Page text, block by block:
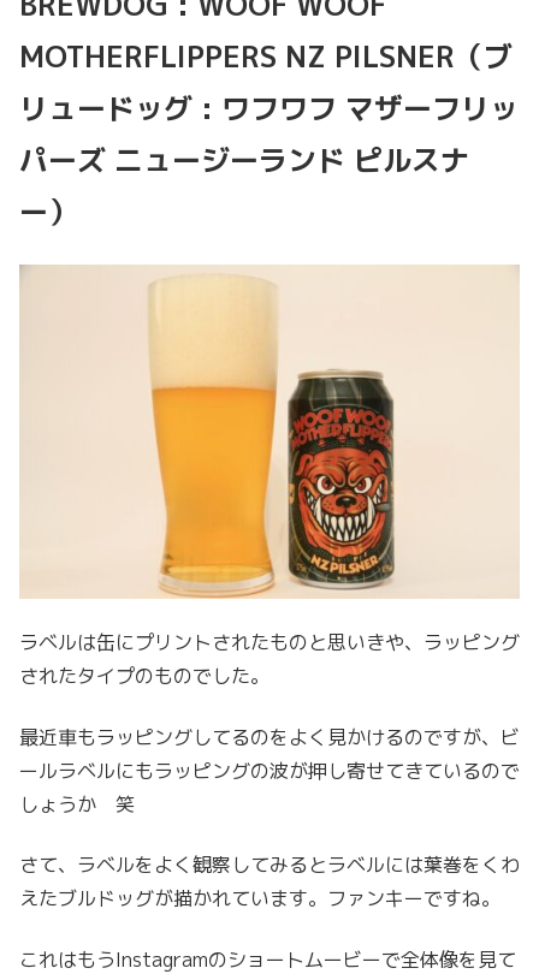
MOTHERFLIPPERS NZ PILSNER（ブ
リュードッグ : ワフワフ マザーフリッ
パーズ ニュージーランド ピルスナ
ー）
ラベルは缶にプリントされたものと思いきや、ラッピング
されたタイプのものでした。
最近車もラッピングしてるのをよく見かけるのですが、ビ
ールラベルにもラッピングの波が押し寄せてきているので
しょうか 笑
さて、ラベルをよく観察してみるとラベルには葉巻をくわ
えたブルドッグが描かれています。ファンキーですね。
これはもうInstagramのショートムービーで全体像を見て